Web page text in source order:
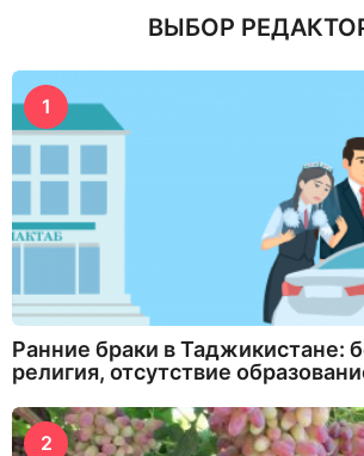
ВЫБОР
1
Ранние браки в Таджикистане:
религия, отсутствие
2